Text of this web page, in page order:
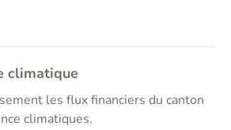
climatique
les flux financiers du canton
climatiques.